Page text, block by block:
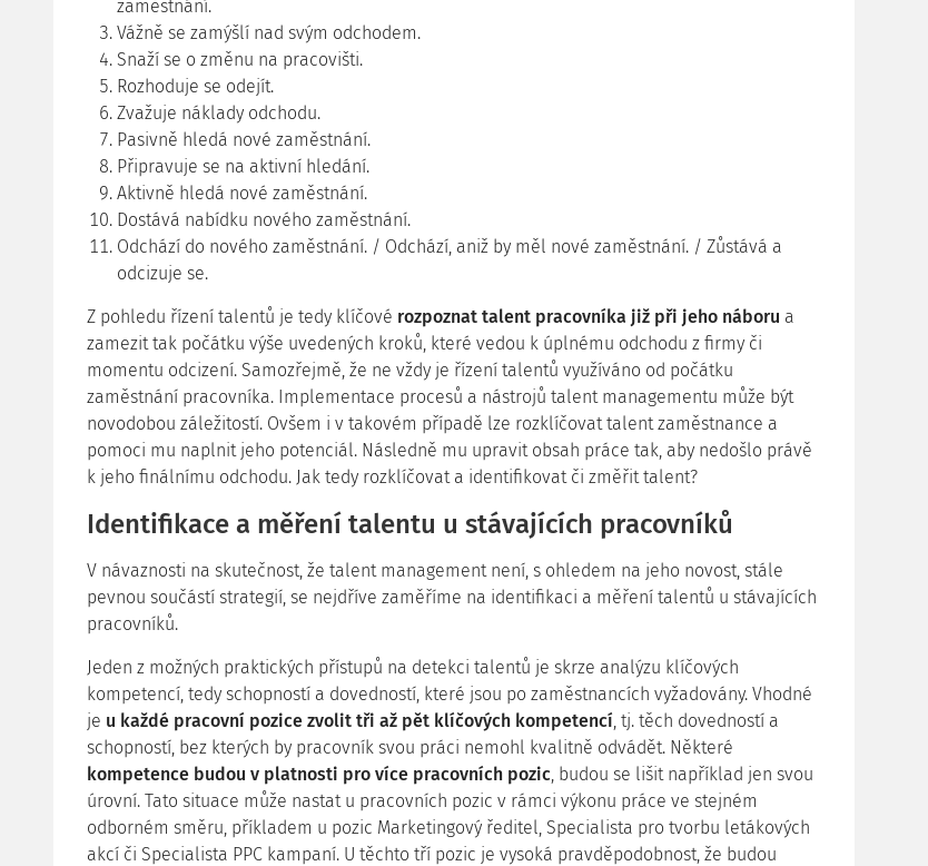
zaměstnání.
Vážně se zamýšlí nad svým odchodem.
Snaží se o změnu na pracovišti.
Rozhoduje se odejít.
Zvažuje náklady odchodu.
Pasivně hledá nové zaměstnání.
Připravuje se na aktivní hledání.
Aktivně hledá nové zaměstnání.
Dostává nabídku nového zaměstnání.
Odchází do nového zaměstnání. / Odchází, aniž by měl nové zaměstnání. / Zůstává a
odcizuje se.
Z pohledu řízení talentů je tedy klíčové rozpoznat talent pracovníka již při jeho náboru a
zamezit tak počátku výše uvedených kroků, které vedou k úplnému odchodu z firmy či
momentu odcizení. Samozřejmě, že ne vždy je řízení talentů využíváno od počátku
zaměstnání pracovníka. Implementace procesů a nástrojů talent managementu může být
novodobou záležitostí. Ovšem i v takovém případě lze rozklíčovat talent zaměstnance a
pomoci mu naplnit jeho potenciál. Následně mu upravit obsah práce tak, aby nedošlo právě
k jeho finálnímu odchodu. Jak tedy rozklíčovat a identifikovat či změřit talent?
Identifikace a měření talentu u stávajících pracovníků
V návaznosti na skutečnost, že talent management není, s ohledem na jeho novost, stále
pevnou součástí strategií, se nejdříve zaměříme na identifikaci a měření talentů u stávajících
pracovníků.
Jeden z možných praktických přístupů na detekci talentů je skrze analýzu klíčových
kompetencí, tedy schopností a dovedností, které jsou po zaměstnancích vyžadovány. Vhodné
je u každé pracovní pozice zvolit tři až pět klíčových kompetencí, tj. těch dovedností a
schopností, bez kterých by pracovník svou práci nemohl kvalitně odvádět. Některé
kompetence budou v platnosti pro více pracovních pozic, budou se lišit například jen svou
úrovní. Tato situace může nastat u pracovních pozic v rámci výkonu práce ve stejném
odborném směru, příkladem u pozic Marketingový ředitel, Specialista pro tvorbu letákových
akcí či Specialista PPC kampaní. U těchto tří pozic je vysoká pravděpodobnost, že budou